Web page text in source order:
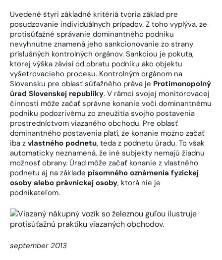
Uvedené štyri základné kritériá tvoria základ pre
posudzovanie individuálnych prípadov. Z toho vyplýva, že
protisúťažné správanie dominantného podniku
nevyhnutne znamená jeho sankcionovanie zo strany
príslušných kontrolných orgánov. Sankciou je pokuta,
ktorej výška závisí od obratu podniku ako objektu
vyšetrovacieho procesu. Kontrolným orgánom na
Slovensku pre oblasť súťažného práva je Protimonopolný
úrad Slovenskej republiky. V rámci svojej monitorovacej
činnosti môže začať správne konanie voči dominantnému
podniku podozrivému zo zneužitia svojho postavenia
prostredníctvom viazaného obchodu. Pre oblasť
dominantného postavenia platí, že konanie možno začať
iba z vlastného podnetu, teda z podnetu úradu. To však
automaticky neznamená, že iné subjekty nemajú žiadnu
možnosť obrany. Úrad môže začať konanie z vlastného
podnetu aj na základe písomného oznámenia fyzickej
osoby alebo právnickej osoby, ktorá nie je
podnikateľom.
september 2013